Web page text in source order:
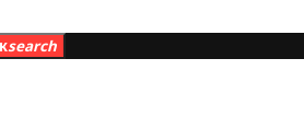
search